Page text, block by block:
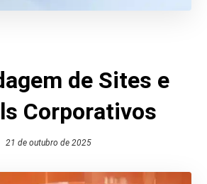
de Sites e
Corporativos
21 de outubro de 2025